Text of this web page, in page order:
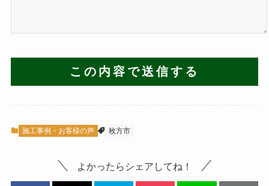
施工事例・お客様の声 枚方市
よかったらシェアしてね！